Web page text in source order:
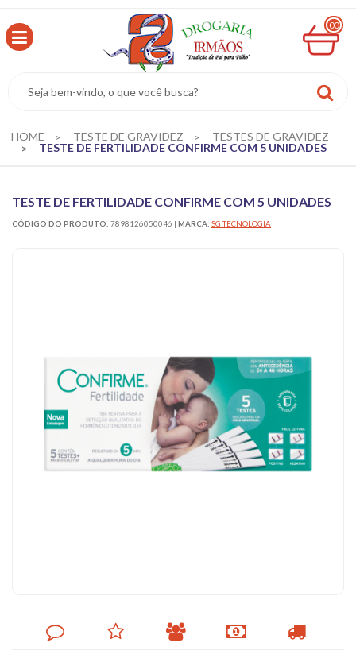
00
R$
0,00
HOME TESTE DE GRAVIDEZ
TESTES DE GRAVIDEZ
TESTE DE FERTILIDADE CONFIRME COM 5 UNIDADES
TESTE DE FERTILIDADE CONFIRME COM 5 UNIDADES
CÓDIGO DO PRODUTO: 7898126050046 | MARCA: SG TECNOLOGIA
DEIXE
COMENTÁRIO
MINHA
INDIQUE
FORMAS
CALCULAR
FRETE